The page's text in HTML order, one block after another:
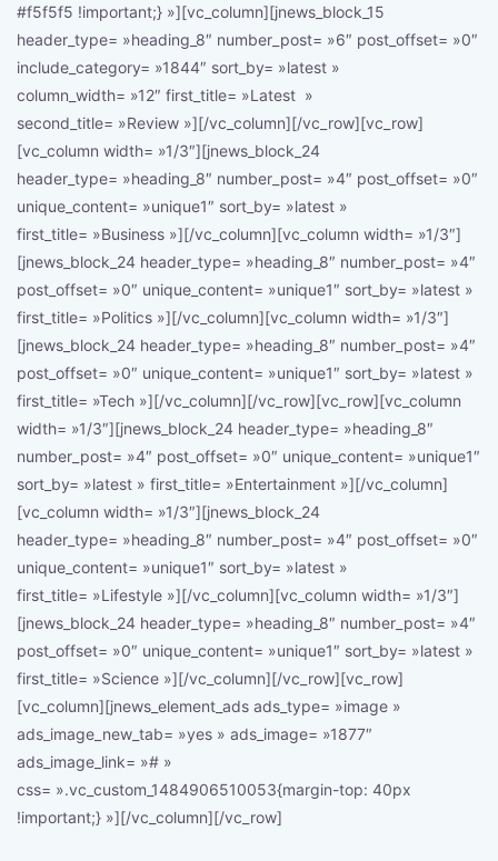
#f5f5f5 !important;} »][vc_column][jnews_block_15
header_type= »heading_8″ number_post= »6″ post_offset= »0″
include_category= »1844″ sort_by= »latest »
column_width= »12″ first_title= »Latest »
second_title= »Review »][/vc_column][/vc_row][vc_row]
[vc_column width= »1/3″][jnews_block_24
header_type= »heading_8″ number_post= »4″ post_offset= »0″
unique_content= »unique1″ sort_by= »latest »
first_title= »Business »][/vc_column][vc_column width= »1/3″]
[jnews_block_24 header_type= »heading_8″ number_post= »4″
post_offset= »0″ unique_content= »unique1″ sort_by= »latest »
first_title= »Politics »][/vc_column][vc_column width= »1/3″]
[jnews_block_24 header_type= »heading_8″ number_post= »4″
post_offset= »0″ unique_content= »unique1″ sort_by= »latest »
first_title= »Tech »][/vc_column][/vc_row][vc_row][vc_column
width= »1/3″][jnews_block_24 header_type= »heading_8″
number_post= »4″ post_offset= »0″ unique_content= »unique1″
sort_by= »latest » first_title= »Entertainment »][/vc_column]
[vc_column width= »1/3″][jnews_block_24
header_type= »heading_8″ number_post= »4″ post_offset= »0″
unique_content= »unique1″ sort_by= »latest »
first_title= »Lifestyle »][/vc_column][vc_column width= »1/3″]
[jnews_block_24 header_type= »heading_8″ number_post= »4″
post_offset= »0″ unique_content= »unique1″ sort_by= »latest »
first_title= »Science »][/vc_column][/vc_row][vc_row]
[vc_column][jnews_element_ads ads_type= »image »
ads_image_new_tab= »yes » ads_image= »1877″
ads_image_link= »# »
css= ».vc_custom_1484906510053{margin-top: 40px
!important;} »][/vc_column][/vc_row]